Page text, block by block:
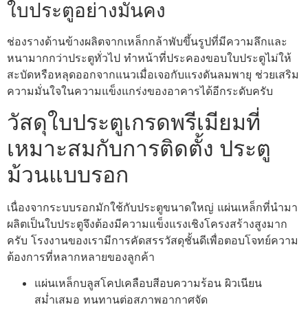
ใบประตูอย่างมั่นคง
ช่องรางด้านข้างผลิตจากเหล็กกล้าพับขึ้นรูปที่มีความลึกและ
หนามากกว่าประตูทั่วไป ทำหน้าที่ประคองขอบใบประตูไม่ให้
สะบัดหรือหลุดออกจากแนวเมื่อเจอกับแรงดันลมพายุ ช่วยเสริม
ความมั่นใจในความแข็งแกร่งของอาคารได้อีกระดับครับ
วัสดุใบประตูเกรดพรีเมียมที่
เหมาะสมกับการติดตั้ง ประตู
ม้วนแบบรอก
เนื่องจากระบบรอกมักใช้กับประตูขนาดใหญ่ แผ่นเหล็กที่นำมา
ผลิตเป็นใบประตูจึงต้องมีความแข็งแรงเชิงโครงสร้างสูงมาก
ครับ โรงงานของเรามีการคัดสรรวัสดุชั้นดีเพื่อตอบโจทย์ความ
ต้องการที่หลากหลายของลูกค้า
แผ่นเหล็กบลูสโคปเคลือบสีอบความร้อน ผิวเนียน
สม่ำเสมอ ทนทานต่อสภาพอากาศจัด